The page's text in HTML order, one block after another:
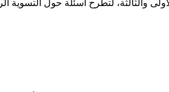
والثالثة، لتطرح أسئلة حول التسوية